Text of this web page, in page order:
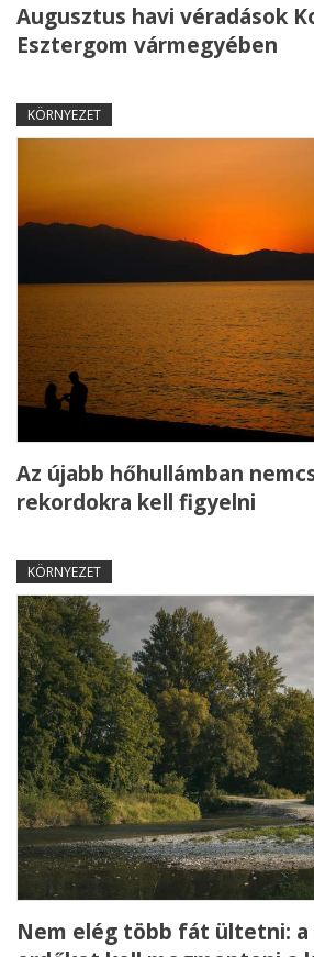
Augusztus havi véradások
Esztergom vármegyében
KÖRNYEZET
Az újabb hőhullámban
rekordokra kell figyelni
KÖRNYEZET
Nem elég több fát ültetni: a